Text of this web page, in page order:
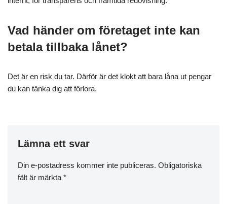
Vad händer om företaget inte kan
betala tillbaka lånet?
Det är en risk du tar. Därför är det klokt att bara låna ut pengar
du kan tänka dig att förlora.
Lämna ett svar
Din e-postadress kommer inte publiceras. Obligatoriska
fält är märkta *